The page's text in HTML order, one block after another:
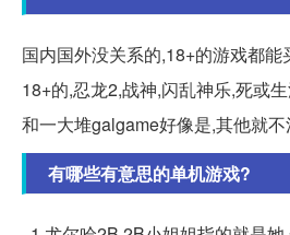
国内国外没关系的,18+的游戏都
18+的,忍龙2,战神,闪乱神乐,死或
和一大堆galgame好像是,其他就不
有哪些有意思的单机游戏?